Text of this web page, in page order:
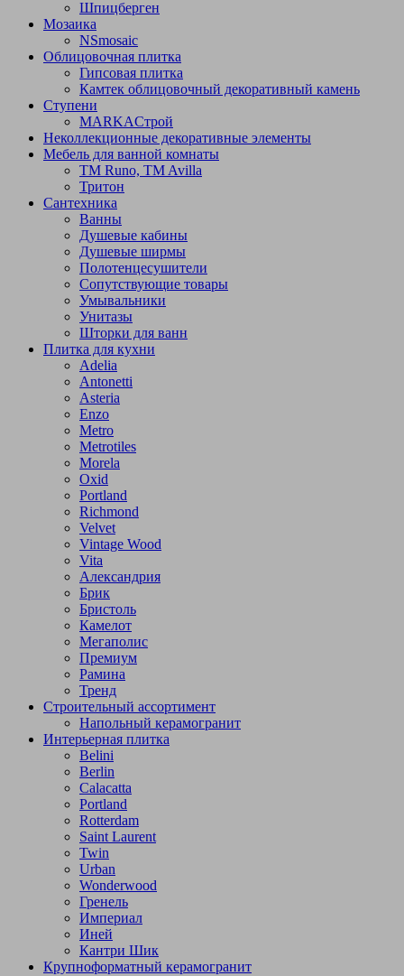
Шпицберген
Мозаика
NSmosaic
Облицовочная плитка
Гипсовая плитка
Камтек облицовочный декоративный камень
Ступени
МARKAСтрой
Неколлекционные декоративные элементы
Мебель для ванной комнаты
TM Runo, TM Avilla
Тритон
Сантехника
Ванны
Душевые кабины
Душевые ширмы
Полотенцесушители
Сопутствующие товары
Умывальники
Унитазы
Шторки для ванн
Плитка для кухни
Adelia
Antonetti
Asteria
Enzo
Metro
Metrotiles
Morela
Oxid
Portland
Richmond
Velvet
Vintage Wood
Vita
Александрия
Брик
Бристоль
Камелот
Мегаполис
Премиум
Рамина
Тренд
Строительный ассортимент
Напольный керамогранит
Интерьерная плитка
Belini
Berlin
Calacatta
Portland
Rotterdam
Saint Laurent
Twin
Urban
Wonderwood
Гренель
Империал
Иней
Кантри Шик
Крупноформатный керамогранит